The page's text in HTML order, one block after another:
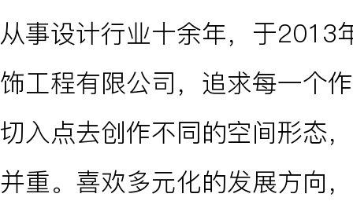
从事设计行业十余年，于2013
饰工程有限公司，追求每一个
切入点去创作不同的空间形态
并重。喜欢多元化的发展方向